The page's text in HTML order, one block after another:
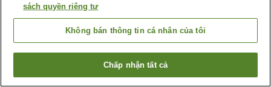
Tìm phòng trống
sách quyền riêng tư
Không bán thông tin cá nhân của tôi
Chấp nhận tất cả